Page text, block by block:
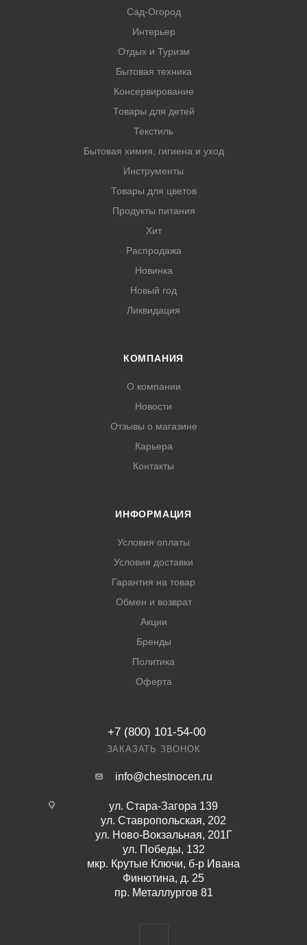
Сад-Огород
Интерьер
Отдых и Туризм
Бытовая техника
Консервирование
Товары для детей
Текстиль
Бытовая химия, гигиена и уход
Инструменты
Товары для цветов
Продукты питания
Хит
Распродажа
Новинка
Новый год
Ликвидация
КОМПАНИЯ
О компании
Новости
Отзывы о магазине
Карьера
Контакты
ИНФОРМАЦИЯ
Условия оплаты
Условия доставки
Гарантия на товар
Обмен и возврат
Акции
Бренды
Политика
Оферта
+7 (800) 101-54-00
ЗАКАЗАТЬ ЗВОНОК
info@chestnocen.ru
ул. Стара-Загора 139
ул. Ставропольская, 202
ул. Ново-Вокзальная, 201Г
ул. Победы, 132
мкр. Крутые Ключи, б-р Ивана
Финютина, д. 25
пр. Металлургов 81